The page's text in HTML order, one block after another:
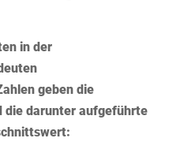
in der
geben die
die darunter aufgeführte
: